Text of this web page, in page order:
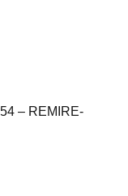
– REMIRE-